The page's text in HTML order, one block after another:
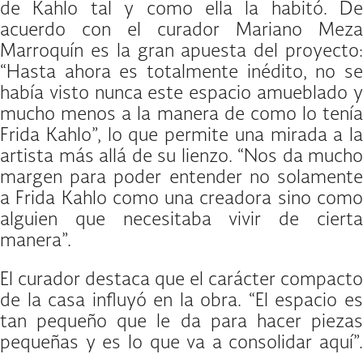
de Kahlo tal y como ella la habitó. De
acuerdo con el curador Mariano Meza
Marroquín es la gran apuesta del proyecto:
“Hasta ahora es totalmente inédito, no se
había visto nunca este espacio amueblado y
mucho menos a la manera de como lo tenía
Frida Kahlo”, lo que permite una mirada a la
artista más allá de su lienzo. “Nos da mucho
margen para poder entender no solamente
a Frida Kahlo como una creadora sino como
alguien que necesitaba vivir de cierta
manera”.
El curador destaca que el carácter compacto
de la casa influyó en la obra. “El espacio es
tan pequeño que le da para hacer piezas
pequeñas y es lo que va a consolidar aquí”.